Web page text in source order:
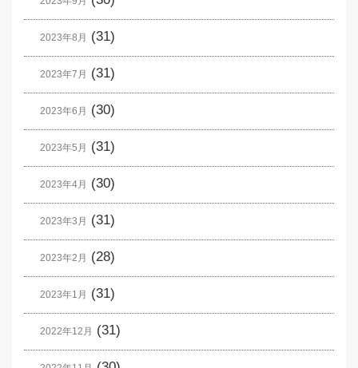
2023年8月 (31)
2023年7月 (31)
2023年6月 (30)
2023年5月 (31)
2023年4月 (30)
2023年3月 (31)
2023年2月 (28)
2023年1月 (31)
2022年12月 (31)